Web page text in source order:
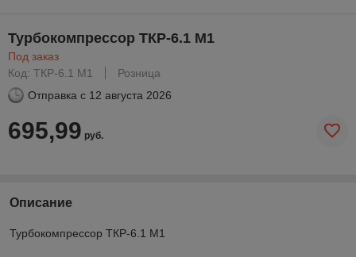
Турбокомпрессор ТКР-6.1 М1
Под заказ
Код: ТКР-6.1 М1
Розница
Отправка с 12 августа 2026
695,99 руб.
Описание
Турбокомпрессор ТКР-6.1 М1